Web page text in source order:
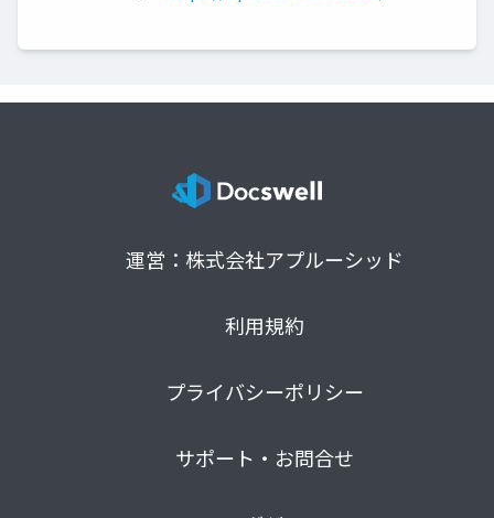
運営：株式会社アプルーシッド
利用規約
プライバシーポリシー
サポート・お問合せ